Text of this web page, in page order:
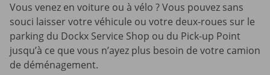
Vous venez en voiture ou à vélo ? Vous pouvez sans
souci laisser votre véhicule ou votre deux-roues sur le
parking du Dockx Service Shop ou du Pick-up Point
jusqu’à ce que vous n’ayez plus besoin de votre camion
de déménagement.